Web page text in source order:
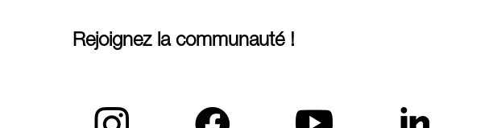
Rejoignez la communauté !